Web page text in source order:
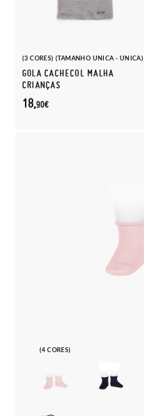
(3 CORES) (TAMANHO UNICA - UNICA)
GOLA CACHECOL MALHA
CRIANÇAS
18,90€
(4 CORES)